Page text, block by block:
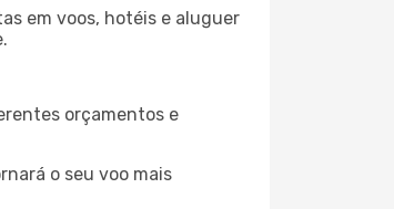
em voos, hotéis e aluguer
orçamentos e
o seu voo mais